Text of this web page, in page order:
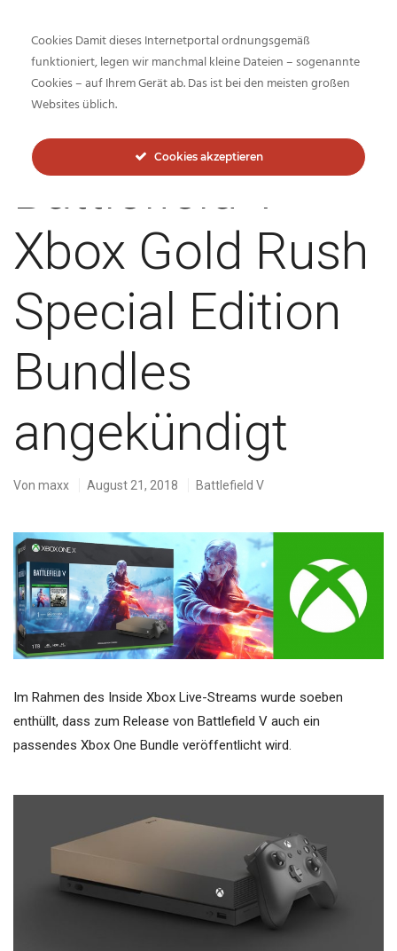
Inside-Network.net
Battlefield V
Xbox Gold Rush
Special Edition
Bundles
angekündigt
Von maxx August 21, 2018 Battlefield V
Im Rahmen des Inside Xbox Live-Streams wurde soeben
enthüllt, dass zum Release von Battlefield V auch ein
passendes Xbox One Bundle veröffentlicht wird.
Cookies Damit dieses Internetportal ordnungsgemäß
funktioniert, legen wir manchmal kleine Dateien – sogenannte
Cookies – auf Ihrem Gerät ab. Das ist bei den meisten großen
Websites üblich.
Cookies akzeptieren